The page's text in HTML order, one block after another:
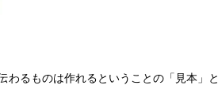
わるものは作れるということの「見本」と